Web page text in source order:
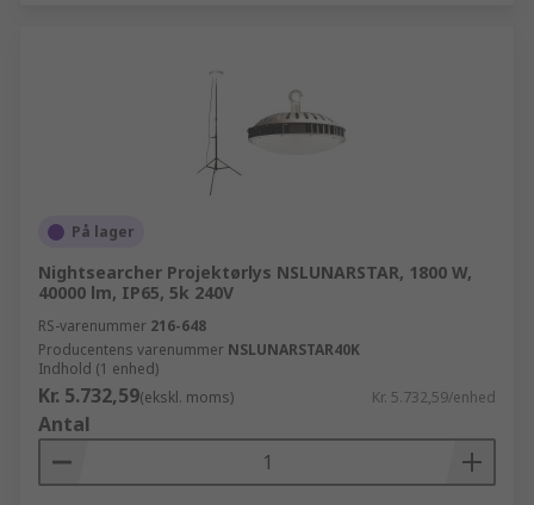
På lager
Nightsearcher Projektørlys NSLUNARSTAR, 1800 W,
40000 lm, IP65, 5k 240V
RS-varenummer 216-648
Producentens varenummer NSLUNARSTAR40K
Indhold (1 enhed)
Kr. 5.732,59(ekskl. moms) Kr. 5.732,59/enhed
Antal